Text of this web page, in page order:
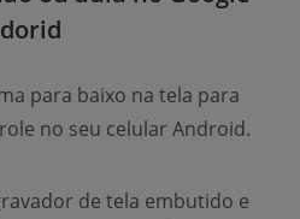
para baixo na tela para
no seu celular Android.
de tela embutido e